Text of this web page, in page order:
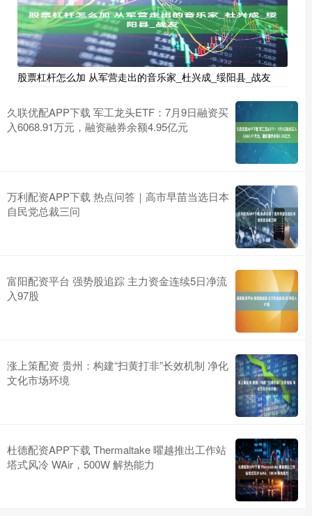
股票杠杆怎么加 从军营走出的音乐家_杜兴成_绥阳县_战友
久联优配APP下载 军工龙头ETF：7月9日融资买
入6068.91万元，融资融券余额4.95亿元
万利配资APP下载 热点问答｜高市早苗当选日本
自民党总裁三问
富阳配资平台 强势股追踪 主力资金连续5日净流
入97股
涨上策配资 贵州：构建“扫黄打非”长效机制 净化
文化市场环境
杜德配资APP下载 Thermaltake 曜越推出工作站
塔式风冷 WAir，500W 解热能力